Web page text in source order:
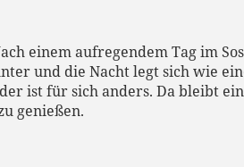
einem aufregendem Tag im
und die Nacht legt sich wie
ist für sich anders. Da bleibt
genießen.